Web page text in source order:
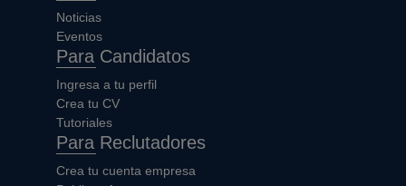
Noticias
Eventos
Para Candidatos
Ingresa a tu perfil
Crea tu CV
Tutoriales
Para Reclutadores
Crea tu cuenta empresa